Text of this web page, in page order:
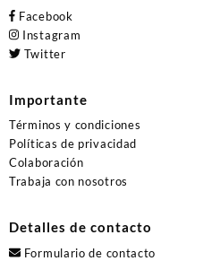
Facebook
Instagram
Twitter
Importante
Términos y condiciones
Políticas de privacidad
Colaboración
Trabaja con nosotros
Detalles de contacto
Formulario de contacto